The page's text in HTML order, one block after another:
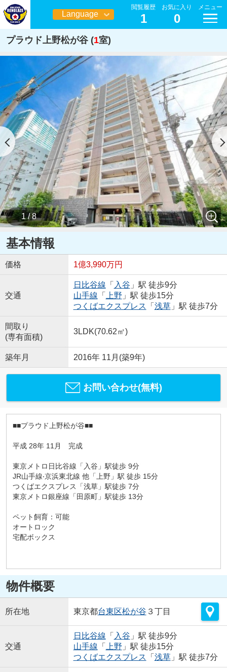
Language
日本語
閲覧履歴
1
お気に入り
0
メニュー
プラウド上野松が谷 (1室)
1 / 8
基本情報
価格 1億3,990万円
交通
日比谷線 「 入谷 」駅 徒歩9分
山手線 「 上野 」駅 徒歩15分
つくばエクスプレス 「 浅草」駅 徒歩7分
間取り
(専有面積)
3LDK(70.62㎡)
築年月 2016年 11月(築9年)
お問い合わせ(無料)
■■プラウド上野松が谷■■
平成 28年 11⽉ 完成
東京メトロ⽇⽐⾕線「⼊⾕」駅徒歩 9分
JR⼭⼿線‧京浜東北線 他「上野」駅 徒歩 15分
つくばエクスプレス「浅草」駅徒歩 7分
東京メトロ銀座線「⽥原町」駅徒歩 13分
ペット飼育：可能
オートロック
宅配ボックス
物件概要
所在地 東京都台東区松が谷 ３丁目
交通
日比谷線 「 入谷 」駅 徒歩9分
山手線 「 上野 」駅 徒歩15分
つくばエクスプレス 「 浅草」駅 徒歩7分